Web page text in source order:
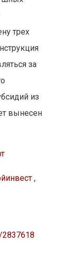
трех
за
из
вынесен
,
2837618